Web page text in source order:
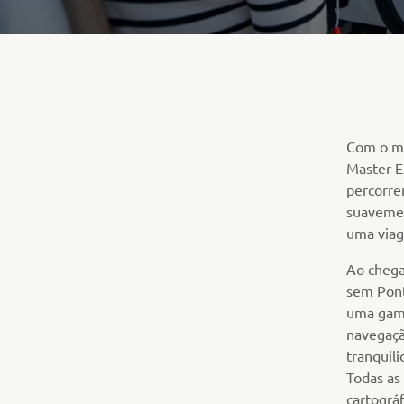
Com o
Master
uma
Ao
sem
uma
Todas